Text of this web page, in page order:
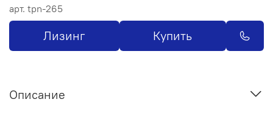
арт. tpn-265
Лизинг Купить
Описание